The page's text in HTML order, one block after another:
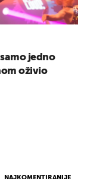
NAJKOMENTIRANIJE
jedno
oživio